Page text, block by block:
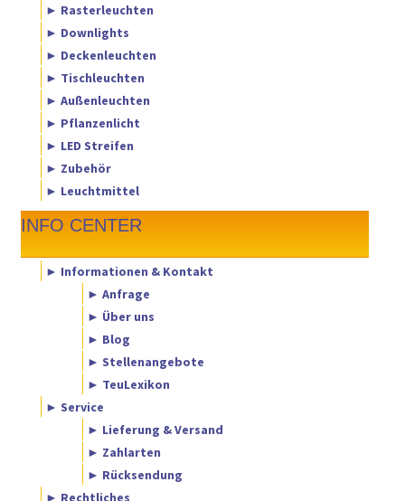
► Rasterleuchten
► Downlights
► Deckenleuchten
► Tischleuchten
► Außenleuchten
► Pflanzenlicht
► LED Streifen
► Zubehör
► Leuchtmittel
INFO CENTER
► Informationen & Kontakt
► Anfrage
► Über uns
► Blog
► Stellenangebote
► TeuLexikon
► Service
► Lieferung & Versand
► Zahlarten
► Rücksendung
► Rechtliches